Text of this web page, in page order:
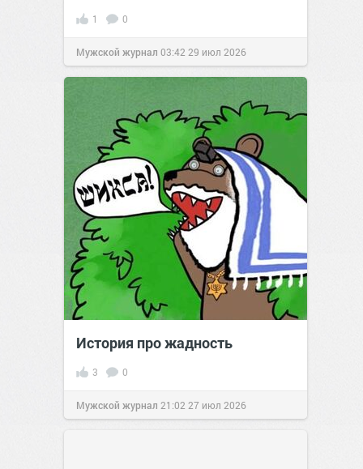
1 0
Мужской журнал 03:42 29 июл 2026
История про жадность
3 0
Мужской журнал 21:02 27 июл 2026